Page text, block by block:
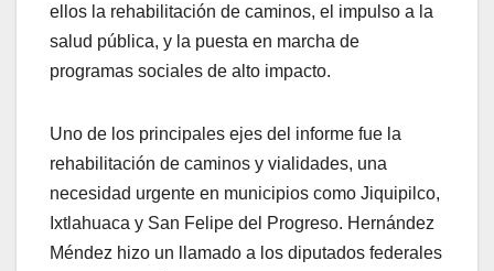
ellos la rehabilitación de caminos, el impulso a la
salud pública, y la puesta en marcha de
programas sociales de alto impacto.
Uno de los principales ejes del informe fue la
rehabilitación de caminos y vialidades, una
necesidad urgente en municipios como Jiquipilco,
Ixtlahuaca y San Felipe del Progreso. Hernández
Méndez hizo un llamado a los diputados federales